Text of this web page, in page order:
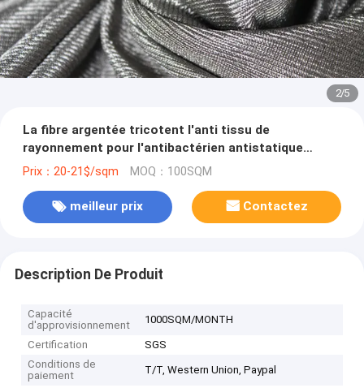
2/5
La fibre argentée tricotent l'anti tissu de
rayonnement pour l'antibactérien antistatique
BRITANNIQUE de T-shirt de protection d'EMF
Prix：20-21$/sqm MOQ：100SQM
meilleur prix Contactez
Description De Produit
Capacité
d'approvisionnement
1000SQM/MONTH
Certification
SGS
Conditions de
paiement
T/T, Western Union, Paypal